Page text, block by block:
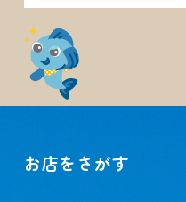
お店をさがす